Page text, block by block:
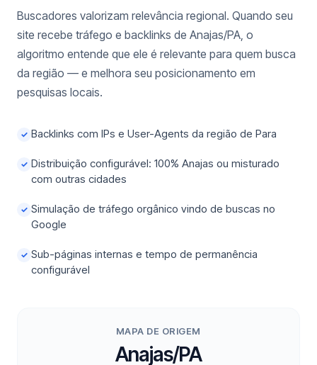
Buscadores valorizam relevância regional. Quando seu
site recebe tráfego e backlinks de Anajas/PA, o
algoritmo entende que ele é relevante para quem busca
da região — e melhora seu posicionamento em
pesquisas locais.
✓ Backlinks com IPs e User-Agents da região de Para
✓ Distribuição configurável: 100% Anajas ou misturado
com outras cidades
✓ Simulação de tráfego orgânico vindo de buscas no
Google
✓ Sub-páginas internas e tempo de permanência
configurável
MAPA DE ORIGEM
Anajas/PA